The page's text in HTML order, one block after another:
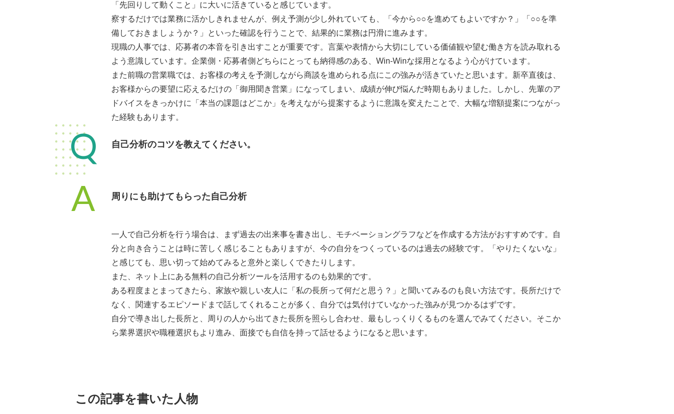
「先回りして動くこと」に大いに活きていると感じています。
察するだけでは業務に活かしきれませんが、例え予測が少し外れていても、「今から○○を進めてもよいですか？」「○○を準
備しておきましょうか？」といった確認を行うことで、結果的に業務は円滑に進みます。
現職の人事では、応募者の本音を引き出すことが重要です。言葉や表情から大切にしている価値観や望む働き方を読み取れる
よう意識しています。企業側・応募者側どちらにとっても納得感のある、Win-Winな採用となるよう心がけています。
また前職の営業職では、お客様の考えを予測しながら商談を進められる点にこの強みが活きていたと思います。新卒直後は、
お客様からの要望に応えるだけの「御用聞き営業」になってしまい、成績が伸び悩んだ時期もありました。しかし、先輩のア
ドバイスをきっかけに「本当の課題はどこか」を考えながら提案するように意識を変えたことで、大幅な増額提案につながっ
た経験もあります。
Q 自己分析のコツを教えてください。
A 周りにも助けてもらった自己分析
一人で自己分析を行う場合は、まず過去の出来事を書き出し、モチベーショングラフなどを作成する方法がおすすめです。自
分と向き合うことは時に苦しく感じることもありますが、今の自分をつくっているのは過去の経験です。「やりたくないな」
と感じても、思い切って始めてみると意外と楽しくできたりします。
また、ネット上にある無料の自己分析ツールを活用するのも効果的です。
ある程度まとまってきたら、家族や親しい友人に「私の長所って何だと思う？」と聞いてみるのも良い方法です。長所だけで
なく、関連するエピソードまで話してくれることが多く、自分では気付けていなかった強みが見つかるはずです。
自分で導き出した長所と、周りの人から出てきた長所を照らし合わせ、最もしっくりくるものを選んでみてください。そこか
ら業界選択や職種選択もより進み、面接でも自信を持って話せるようになると思います。
この記事を書いた人物